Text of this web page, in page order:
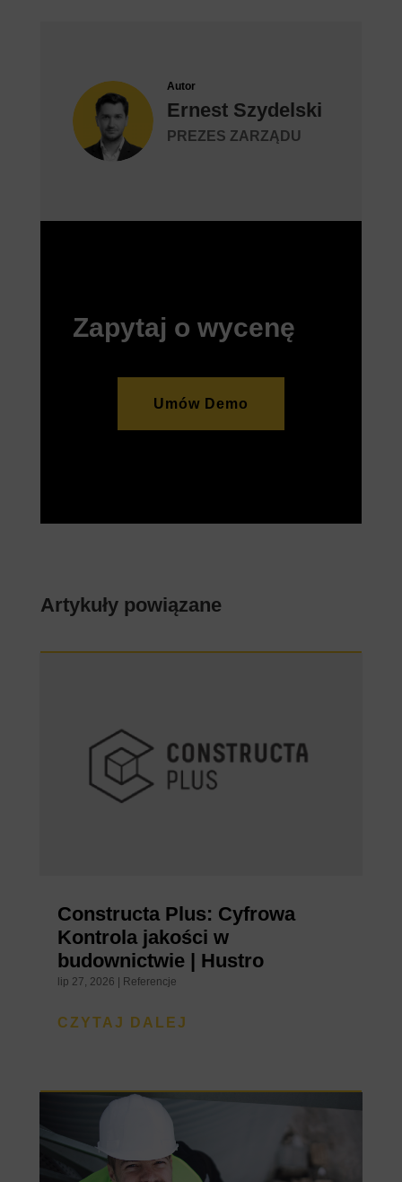
Autor
Ernest Szydelski
PREZES ZARZĄDU
Zapytaj o wycenę
Umów Demo
Artykuły powiązane
Constructa Plus: Cyfrowa
Kontrola jakości w
budownictwie | Hustro
lip 27, 2026 Referencje
CZYTAJ DALEJ